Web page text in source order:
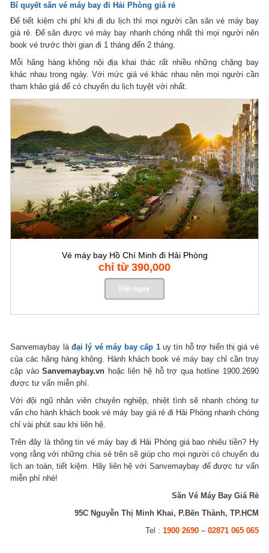
Bí quyếtsăn vé máy bay đi Hải Phòng giá rẻ
Để tiết kiệm chi phí khi đi du lịch thì mọi người cần săn vé máy bay
giá rẻ. Để săn được vé máy bay nhanh chóng nhất thì mọi người nên
book vé trước thời gian đi 1 tháng đến 2 tháng.
Mỗi hãng hàng không nội địa khai thác rất nhiều những chặng bay
khác nhau trong ngày. Với mức giá vé khác nhau nên mọi người cần
tham khảo giá để có chuyến du lịch tuyệt vời nhất.
Vé máy bay Hồ Chí Minh đi Hải Phòng
chỉ từ 390,000
Sanvemaybay làđại lý vé máy bay cấp 1uy tín hỗ trợ hiển thị giá vé
của các hãng hàng không. Hành khách book vé máy bay chỉ cần truy
cập vàoSanvemaybay.vn hoặc liên hệ hỗ trợ qua hotline 1900.2690
được tư vấn miễn phí.
Với đội ngũ nhân viên chuyên nghiệp, nhiệt tình sẽ nhanh chóng tư
vấn cho hành khách book vé máy bay giá rẻ đi Hải Phòng nhanh chóng
chỉ vài phút sau khi liên hệ.
Trên đây là thông tin vé máy bay đi Hải Phòng giá bao nhiêu tiền? Hy
vọng rằng với những chia sẻ trên sẽ giúp cho mọi người có chuyến du
lịch an toàn, tiết kiệm. Hãy liên hệ với Sanvemaybay để được tư vấn
miễn phí nhé!
Săn Vé Máy Bay Giá Rẻ
95C Nguyễn Thị Minh Khai, P.Bến Thành, TP.HCM
Tel : 1900 2690– 02871 065 065